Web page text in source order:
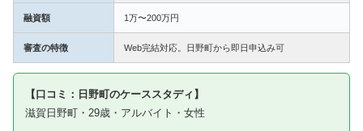
融資額 1万〜200万円
審査の特徴 Web完結対応。日野町から即日申込み可
【口コミ：日野町のケーススタディ】
滋賀日野町・29歳・アルバイト・女性